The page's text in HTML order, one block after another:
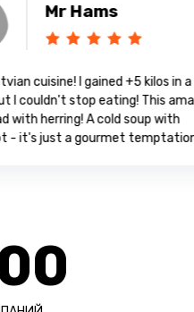
+5 kilos in a
eating! This amazing
cold soup with
temptation!